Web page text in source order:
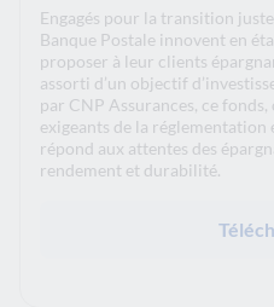
Engagés pour la transition
Banque Postale innovent en
proposer à leur clients
assorti d’un objectif
par CNP Assurances, ce
exigeants de la réglementation
répond aux attentes des
rendement et durabilité.